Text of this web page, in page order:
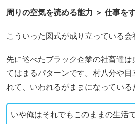
周りの空気を読める能力 ＞ 仕事を
こういった図式が成り立っている会
先に述べたブラック企業の社畜達
てはまるパターンです。村八分や
れて、いわれるがままになっている
いや俺はそれでもこのままの生活で